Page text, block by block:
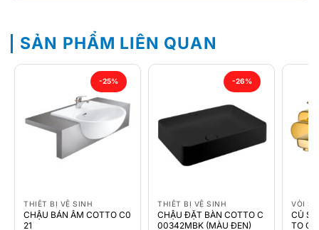
SẢN PHẨM LIÊN QUAN
-25%
THIẾT BỊ VỆ SINH
CHẬU BÁN ÂM COTTO C0
21
-26%
THIẾT BỊ VỆ SINH
CHẬU ĐẶT BÀN COTTO C
00342MBK (MÀU ĐEN)
VÒI
CỦ
TO